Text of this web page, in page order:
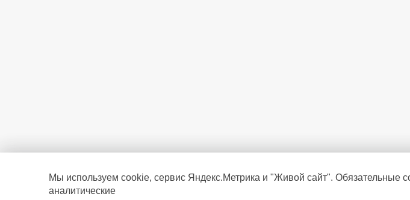
Мы используем cookie, сервис Яндекс.Метрика и "Живой сайт". Обязательные
аналитические